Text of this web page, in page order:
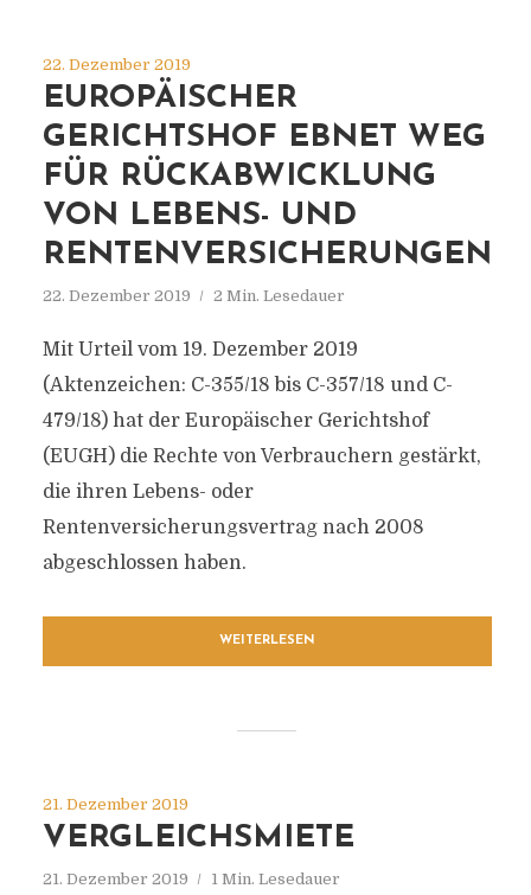
22. Dezember 2019
EUROPÄISCHER
GERICHTSHOF EBNET WEG
FÜR RÜCKABWICKLUNG
VON LEBENS- UND
RENTENVERSICHERUNGEN
22. Dezember 2019 2 Min. Lesedauer
Mit Urteil vom 19. Dezember 2019
(Aktenzeichen: C-355/18 bis C-357/18 und C-
479/18) hat der Europäischer Gerichtshof
(EUGH) die Rechte von Verbrauchern gestärkt,
die ihren Lebens- oder
Rentenversicherungsvertrag nach 2008
abgeschlossen haben.
WEITERLESEN
21. Dezember 2019
VERGLEICHSMIETE
21. Dezember 2019 1 Min. Lesedauer